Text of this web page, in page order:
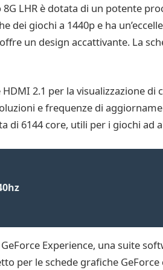
8G LHR è dotata di un potente
dei giochi a 1440p e ha
un design accattivante. La
2.1 per la visualizzazione di
e frequenze di
di 6144 core, utili per i giochi ad
Experience, una suite
per le schede grafiche GeForce